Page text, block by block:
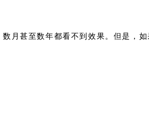
月甚至数年都看不到效果。但是，